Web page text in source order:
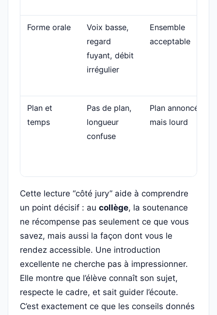
Forme orale
Voix basse,
regard
fuyant, débit
irrégulier
Ensemble
acceptable
Plan et
temps
Pas de plan,
longueur
confuse
Plan annoncé
mais lourd
Cette lecture “côté jury” aide à comprendre
un point décisif : au collège, la soutenance
ne récompense pas seulement ce que vous
savez, mais aussi la façon dont vous le
rendez accessible. Une introduction
excellente ne cherche pas à impressionner.
Elle montre que l’élève connaît son sujet,
respecte le cadre, et sait guider l’écoute.
C’est exactement ce que les conseils donnés